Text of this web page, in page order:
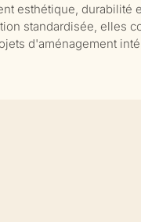
esthétique, durabilité
standardisée, elles
d'aménagement